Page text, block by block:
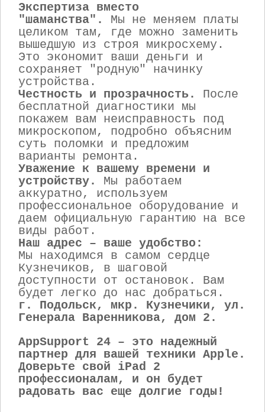
Экспертиза вместо
"шаманства".
Мы не меняем платы
целиком там, где можно заменить
вышедшую из строя микросхему.
Это экономит ваши деньги и
сохраняет "родную" начинку
устройства.
Честность и прозрачность.
После
бесплатной диагностики мы
покажем вам неисправность под
микроскопом, подробно объясним
суть поломки и предложим
варианты ремонта.
Уважение к вашему времени и
устройству.
Мы работаем
аккуратно, используем
профессиональное оборудование и
даем официальную гарантию на все
виды работ.
Наш адрес – ваше удобство:
Мы находимся в самом сердце
Кузнечиков, в шаговой
доступности от остановок. Вам
будет легко до нас добраться.
г. Подольск, мкр. Кузнечики, ул.
Генерала Варенникова, дом 2.
AppSupport 24 – это надежный
партнер для вашей техники Apple.
Доверьте свой iPad 2
профессионалам, и он будет
радовать вас еще долгие годы!